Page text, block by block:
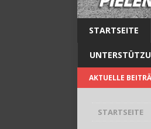
STARTSEITE
AKTUELLE
STARTSEITE